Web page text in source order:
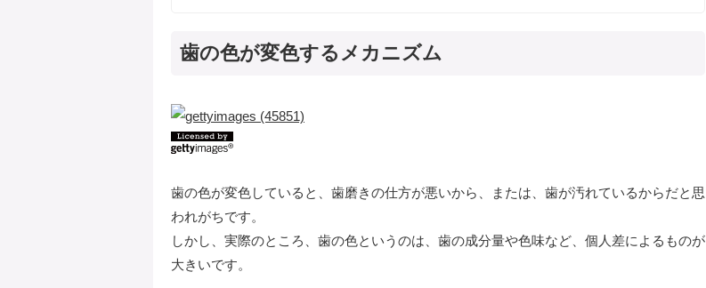
歯の色が変色するメカニズム
歯の色が変色していると、歯磨きの仕方が悪いから、または、歯が汚れているからだと思
われがちです。
しかし、実際のところ、歯の色というのは、歯の成分量や色味など、個人差によるものが
大きいです。